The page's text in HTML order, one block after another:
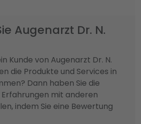
Augenarzt Dr. N.
Kunde von Augenarzt Dr. N.
die Produkte und Services in
Dann haben Sie die
mit anderen
indem Sie eine Bewertung